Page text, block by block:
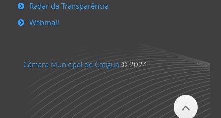
Radar da Transparência
Webmail
Câmara Municipal de Catiguá© 2024